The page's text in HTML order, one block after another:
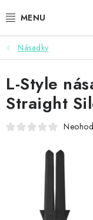
na
ŠÍPKY
TERČE
DOPLNKY K TERČU
NÁSADKY
Násadky
L-Style
Straight